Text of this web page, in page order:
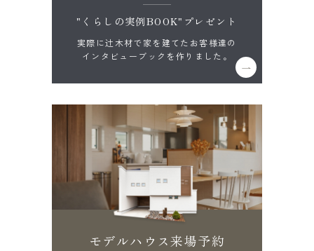
"くらしの実例BOOK"プレゼント
実際に辻木材で家を建てたお客様達の
インタビューブックを作りました。
モデルハウス来場予約